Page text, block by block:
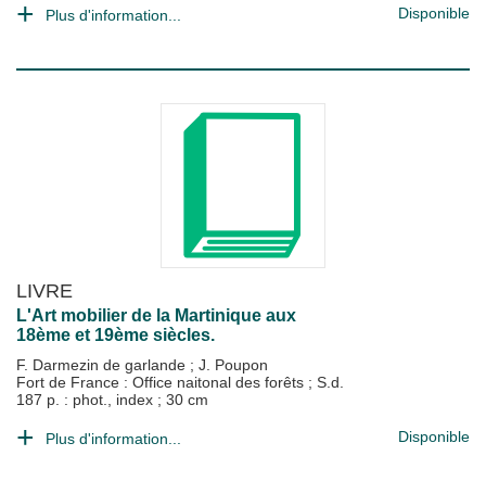
Plus d'information... Disponible
LIVRE
L'Art mobilier de la Martinique aux
18ème et 19ème siècles.
F. Darmezin de garlande ; J. Poupon
Fort de France : Office naitonal des forêts ; S.d.
187 p. : phot., index ; 30 cm
Plus d'information... Disponible